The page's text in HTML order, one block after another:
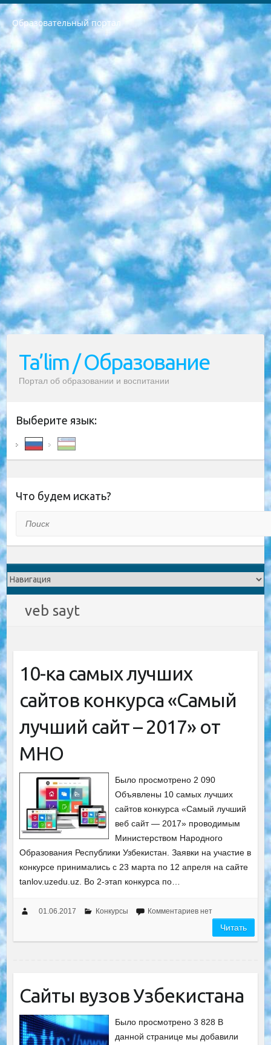
Образовательный портал
РЕСПУБЛИКА УЗБЕКИСТАН МИНИСТРЕРСТВО ДОШКОЛЬНОГО И ШКОЛЬНОГО ОБРАЗОВАНИЯ КОМАНДА в общеобразовательных учреждениях в 2023-2024 учебном году организация и проведение итоговой государственной аттестации обучающихся о Министра дошкольного и школьного образования Республики Узбекистан от 4 марта 2008 года (постановлением Минюста от 20 марта 2008 года № 1778 государственной регистрации) «Итоговое состояние учащихся общего среднего образования на основании положения об утверждении положения об аттестации общего среднего образования выпускной экзамен студентов в образовательных учреждениях в 2023-2024 учебном году В целях организации и прохождения аттестации приказываю: 1. Следующее: перечень предметов, по которым будет проводиться итоговая государственная аттестация и экзамен формы перевода согласно приложению 1; сертификаты международного образца, оценивающие уровень владения иностранными языками перечень согласно приложению 2; 2. Педагогический при специализированных образовательных учреждениях. научно-практический центр квалификации и международной оценки (Д.Давидова) 2024 г. До 25 марта: задания по предметам, по которым будет проводиться итоговая аттестация разработка и утверждение технических условий; итоговая аттестация на основании разработанного предметного задания разработка вопросов по предметам (устно и письменно), экзамен передача; общеобразовательные средние школы и специальные учебные заведения учащиеся выпускных классов школ и интернатов в агентской системе подготовка базы данных экзаменационных материалов и критериев оценки; перевод базы экзаменационных материалов на все языки обучения подать в Республиканский образовательный центр для изготовления; варианты экзаменов на основе разработанных контрольных материалов пусть будут поставлены задачи формирования. 3. Республиканский образовательный центр (Ш.Худайкулов) до 5 апреля 2024 года. до: база данных предоставленных экзаменационных материалов на все языки обучения перевод и экспертиза; для слепых, слабовидящих, глухих, слабослышащих и умственно отсталых детей учащиеся выпускных классов специализированных школ и школ-интернатов база данных экзаменационных материалов на всех преподаваемых языках подготовка критериев оценки; специализированные школы для умственно отсталых детей и технологии для учащихся выпускных классов школ-интернатов разработка соответствующих рекомендаций и критериев проведения ЕГЭ по естествознанию давать задания. 4. Педагогический при специализированных образовательных учреждениях. Научно-практический центр навыков и международной оценки (Д.Давидова), Республика образовательный центр (Худайкулов Ш.) итоговый государственный аттестационный экзамен ориентирован на творческое и логическое мышление при подготовке базы материалов учитывать введение заданий. 5. Следует отметить, что: сертификат государственного образца о знании общеобразовательного предмета и как минимум национальный уровень B1 по предметам на иностранных языках, указанным в Приложении 2. или международно признанный сертификат эквивалентного уровня студенты, изучающие определенный предмет, освобождаются от экзамена; по соответствующим предметам запланирована итоговая государственная аттестация за день до дня, путем жеребьевки Рабочей группой (в письменной форме по предметам, проводимым в форме) из числа сформированных вариантов выбрано 2 варианта; 2 выбранных варианта экзамена анонсированы на официальном сайте министерства и все выпускники по всей стране на основе этих вариантов проводит итоговую государственную аттестацию. 6. Государственное образование учащихся средних общеобразовательных учреждений. знания в соответствии с квалификационными требованиями, которые необходимо приобрести на основании стандартов итоговый (выпускной) контроль для 9 и 11 классов в целях тестирования Экзамены (далее – экзамены) состоят из предметов, перечисленных в приложении 1. будет сделано. 7. Экзамены пройдут с 26 мая по 15 июня 2024 г. (кроме науки физического воспитания). 8. Физическая для учащихся 9 классов общесредних образовательных учреждений. Экзамены по предмету «Образование, квалификация медицина» 1-6 мая 2024 года. сотрудники перевести под присмотр (с отклонениями в физическом или умственном развитии) специализированная школа для детей, школы-интернаты и со сколиозом школы-интернаты санаторного типа для больных детей исключены). 9. Он был слепым, слабовидящим и имел нарушения опорно-двигательного аппарата. экзамены в специализированных школах и интернатах для детей должны проводиться исходя из требований, предъявляемых к общеобразовательным учреждениям (физкультура кроме науки). 10. Специализированная школа для глухих и слабослышащих детей. и экзамены в интернатах и быть реализован в виде письменного теста по математике. 11. Специальность для умственно отсталых детей. Для 9 класса Родной язык и литературное письмо Государственный язык (язык обучения – узбекский). для неклассов) написано Математическое письмо Письменная/устная история Узбекистана Физическое воспитание практично Итоговый контроль Для 11 класса Написание родного языка и литературы (эссе) Математическое письмо Узбекский язык (обучение на узбекском языке) не посещающее общее среднее образование для учреждений)/Образовательное учреждение выбор письменный и устный Иностранный язык письменный/устный Письменная/устная история Узбекистана *По выбору студента:  Химия  Физика  Основы государственного права  География 10 бесплатных образовательных ресурсов - Мы составили подборку онлайн-проектов с интерактивными упражнениями, видеолекциями и статьями. Они помогут вам обрести новые и освежить старые знания бесплатно. 1. «ИНТУИТ» Старейшая образовательная площадка Рунета. Здесь вы найдёте сотни текстовых и видеокурсов на десятки различных тем — от программирования до психологии. Многие курсы подготовлены российскими университетами и крупными международными компаниями вроде Intel и Microsoft. Самостоятельное обучение бесплатное, но желающие могут оплатить услуги персональных наставников. 2. «Смартия» знакомит с актуальными профессиями и подсказывает, как им обучаться. Выбрав заинтересовавшую вас специальность — SMM-специалист, фотограф, веб-дизайнер или другую, — увидите список необходимых для неё умений. Чтобы вы могли освоить их самостоятельно, для каждого умения площадка отображает подборку ссылок на учебные материалы. Хотя «Смартия» ориентируется на русскоязычную аудиторию, часть контента всё же доступна только на английском. 3. «Лекторий Физтеха» Проект Московского физико-технического института (Физтеха). С его помощью вы можете смотреть онлайн серии лекций, записанные на видео в этом вузе. В числе доступных предметов — физика, биология, химия, информационные технологии и другие. К некоторым лекциям администрация ресурса прилагает готовые конспекты, которые можно скачивать в PDF-формате. 4. ITMOcourses Онлайн-площадка Санкт-Петербургского национального исследовательского университета информационных технологий, механики и оптики (ИТМО). Ресурс предоставляет свободный доступ к курсам, разработанным в этом вузе. Каталог материалов разбит на четыре категории: «Оптические системы и технологии», «Приборостроение и робототехника», «Информационные технологии» и «Биотехнологии». Курсы состоят из видеолекций, интерактивных демонстраций и заданий. 5. «КиберЛенинка» Электронная научная библиотека открытого доступа. Каталог площадки регулярно обрастает текстами статей из различных научных изданий. Сгруппированные по журналам и рубрикам публикации можно читать онлайн или скачивать целиком в PDF-формате. Проект нацелен на популяризацию науки за счёт открытого доступа к качественной информации. 6. «ПостНаука» На этом ресурсе публикуют подборки видеолекций, составленные экспертами из разных отраслей и объединённые общими темами. Среди них, к примеру, есть серии «Биоинформатика и геномика», «Культура средневековой Скандинавии» и Cinema Studies о теории кино. Каждая подборка лекций — логически связанная история, рассказанная экспертом от первого лица. Кроме того, на сайте появляются научно-образовательные статьи и тесты на разные темы. 7. «Newочём» Команда проекта «Newочём» отбирает самые интересные тексты из англоязычных СМИ и переводит те из них, за которые голосуют участники сообщества «ВКонтакте». По большей части это научно-популярные статьи. Редакторы придумывают лишь заголовки, в остальном содержание переводов соответствует оригиналам. Полные тексты можно читать прямо в социальной сети. 8. InternetUrok Онлайн-база материалов по основным дисциплинам школьной программы. Информация на сайте структурирована по классам, предметам и темам (урокам). Каждый урок состоит из видеолекций и конспектов. Есть также интерактивные тренажёры и тесты для закрепления пройденного материала. Даже если вы давно окончили школу, возможность повторить программу старших классов всегда может пригодиться. 9. Edutainme Ещё один ресурс об образовании. В отличие от Newtonew, как мне кажется, Edutainme больше ориентируется на представителей индустрии: педагогов, предпринимателей, разработчиков образовательных проектов. Но и любой, кто просто стремится к саморазвитию, найдёт на сайте много полезного и интересного для себя. Например, информацию о новых курсах и образовательных сервисах. 10. Newtonew Онлайн-медиа об образовании и обучении в широком смысле. Авторы Newtonew пишут об инструментах, заведениях, тактиках и стратегиях, которые помогают учить других и получать новые знания самостоятельно. На этой площадке вы найдёте новости, обзоры, аналитические мат
Ta’lim / Образование
Портал об образовании и воспитании
Выберите язык:
Что будем искать?
veb sayt
10-ка самых лучших
сайтов конкурса «Самый
лучший сайт – 2017» от
МНО
Было просмотрено 2 090
Объявлены 10 самых лучших
сайтов конкурса «Самый лучший
веб сайт — 2017» проводимым
Министерством Народного
Образования Республики Узбекистан. Заявки на участие в
конкурсе принимались с 23 марта по 12 апреля на сайте
tanlov.uzedu.uz. Во 2-этап конкурса по…
01.06.2017 Конкурсы Комментариев нет
Читать
Сайты вузов Узбекистана
Было просмотрено 3 828 В
данной странице мы добавили